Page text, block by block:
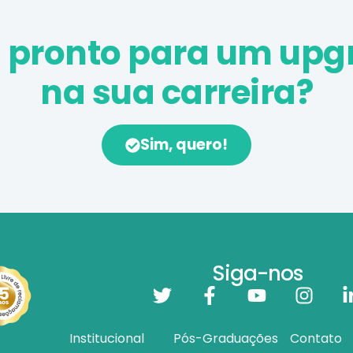
pronto para um
na sua carreira?
Sim, quero!
Siga-nos
Institucional Pós-Graduações Contato